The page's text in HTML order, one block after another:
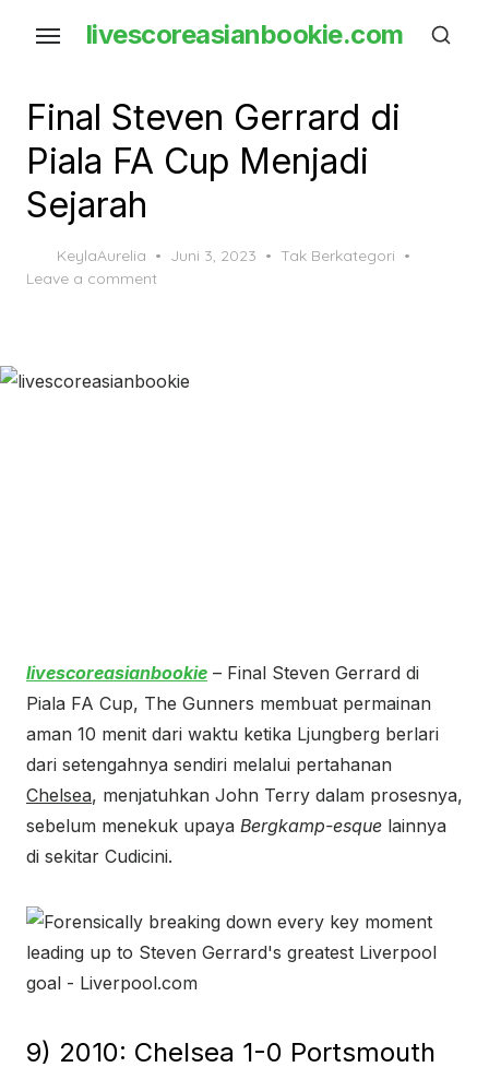
content
livescoreasianbookie.com
Final Steven Gerrard di
Piala FA Cup Menjadi
Sejarah
KeylaAurelia
Posted
Juni 3, 2023
Tak Berkategori
Leave a comment
livescoreasianbookie – Final Steven Gerrard di
Piala FA Cup, The Gunners membuat permainan
aman 10 menit dari waktu ketika Ljungberg berlari
dari setengahnya sendiri melalui pertahanan
Chelsea, menjatuhkan John Terry dalam prosesnya,
sebelum menekuk upaya Bergkamp-esque lainnya
di sekitar Cudicini.
9) 2010: Chelsea 1-0 Portsmouth